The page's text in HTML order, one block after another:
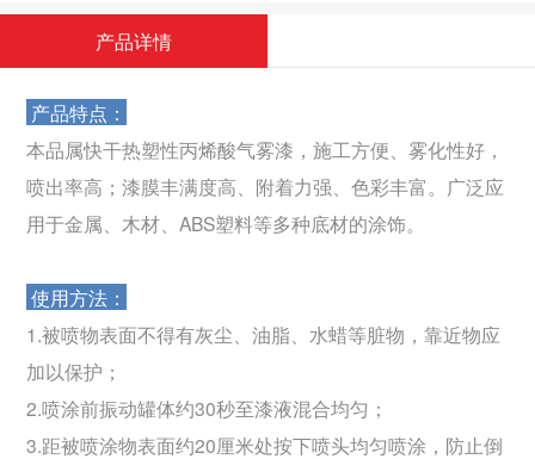
产品详情
产品特点：
本品属快干热塑性丙烯酸气雾漆，施工方便、雾化性好，
喷出率高；漆膜丰满度高、附着力强、色彩丰富。广泛应
用于金属、木材、ABS塑料等多种底材的涂饰。
使用方法：
1.被喷物表面不得有灰尘、油脂、水蜡等脏物，靠近物应
加以保护；
2.喷涂前振动罐体约30秒至漆液混合均匀；
3.距被喷涂物表面约20厘米处按下喷头均匀喷涂，防止倒